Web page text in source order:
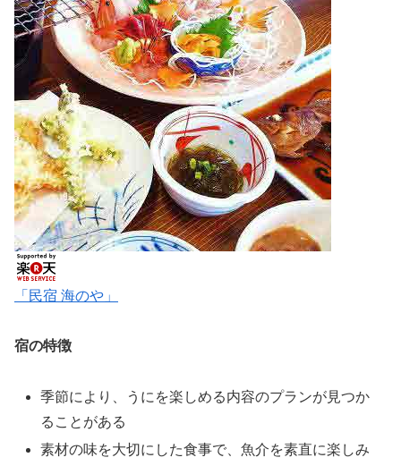
「民宿 海のや」
宿の特徴
季節により、うにを楽しめる内容のプランが見つか
ることがある
素材の味を大切にした食事で、魚介を素直に楽しみ